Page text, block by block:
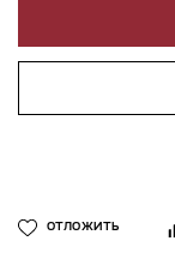
ОТЛОЖИТЬ